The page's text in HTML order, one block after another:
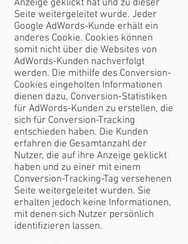
Anzeige geklickt hat und zu dieser
Seite weitergeleitet wurde. Jeder
Google AdWords-Kunde erhält ein
anderes Cookie. Cookies können
somit nicht über die Websites von
AdWords-Kunden nachverfolgt
werden. Die mithilfe des Conversion-
Cookies eingeholten Informationen
dienen dazu, Conversion-Statistiken
für AdWords-Kunden zu erstellen, die
sich für Conversion-Tracking
entschieden haben. Die Kunden
erfahren die Gesamtanzahl der
Nutzer, die auf ihre Anzeige geklickt
haben und zu einer mit einem
Conversion-Tracking-Tag versehenen
Seite weitergeleitet wurden. Sie
erhalten jedoch keine Informationen,
mit denen sich Nutzer persönlich
identifizieren lassen.